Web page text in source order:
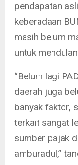
pendapatan
keberadaan
masih belum
untuk
“Belum lagi
daerah juga
banyak faktor,
terkait sangat
sumber pajak
amburadul,”